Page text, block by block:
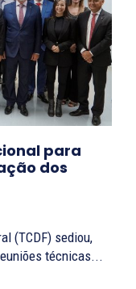
para
dos
(TCDF) sediou,
técnicas...